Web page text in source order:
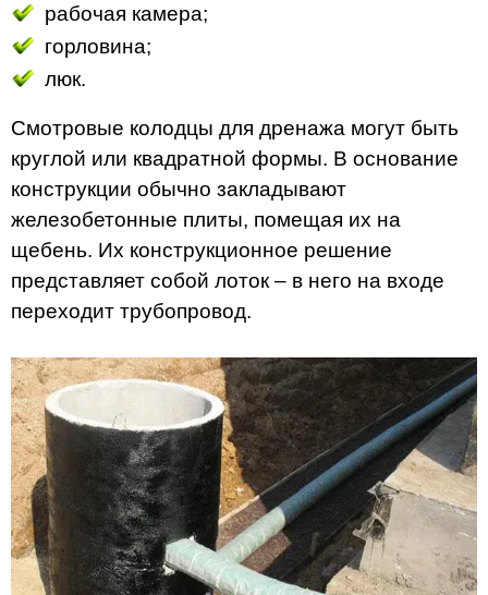
рабочая камера;
горловина;
люк.
Смотровые колодцы для дренажа могут быть
круглой или квадратной формы. В основание
конструкции обычно закладывают
железобетонные плиты, помещая их на
щебень. Их конструкционное решение
представляет собой лоток – в него на входе
переходит трубопровод.